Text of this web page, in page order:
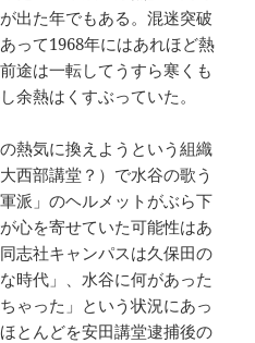
出た年でもある。混迷突破
って1968年にはあれほど熱
途は一転してうすら寒くも
余熱はくすぶっていた。
熱気に換えようという組織
西部講堂？）で水谷の歌う
派」のヘルメットがぶら下
心を寄せていた可能性はあ
志社キャンパスは久保田の
時代」、水谷に何があった
ゃった」という状況にあっ
とんどを安田講堂逮捕後の